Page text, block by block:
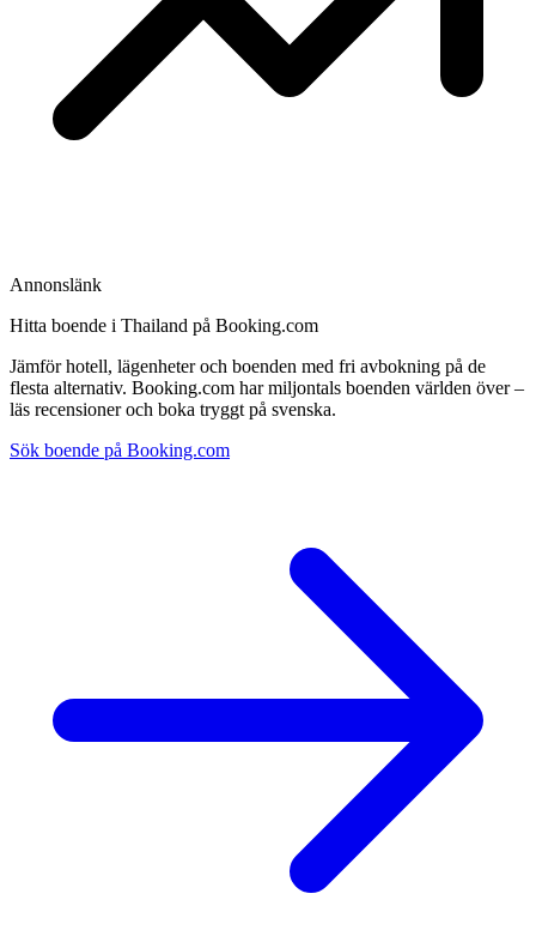
Annonslänk
Hitta boende i Thailand på Booking.com
Jämför hotell, lägenheter och boenden med fri avbokning på de
flesta alternativ. Booking.com har miljontals boenden världen över –
läs recensioner och boka tryggt på svenska.
Sök boende på Booking.com